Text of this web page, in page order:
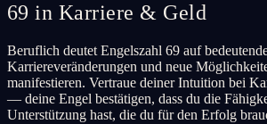
69 in Karriere & Geld
Beruflich deutet Engelszahl 69 auf
Karriereveränderungen und neue
manifestieren. Vertraue deiner Intuition bei
— deine Engel bestätigen, dass du die
Unterstützung hast, die du für den Erfolg